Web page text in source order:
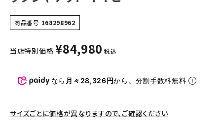
その他バッグ類
スニーカー・ブーツ
COLLABORATION BRAND
商品番号 168298962
当店特別価格 ¥84,980 税込
なら 月々28,326円から。分割手数料無料
サイズごとに価格が異なりますので、ご確認ください